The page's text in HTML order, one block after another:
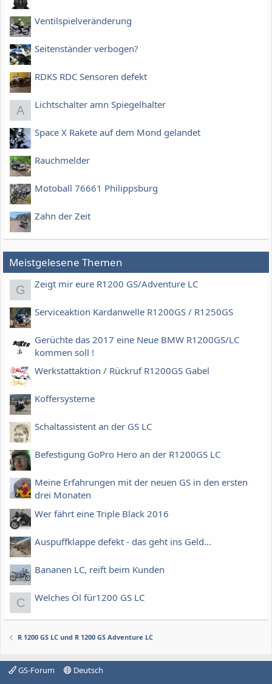
Ventilspielveränderung
Seitenständer verbogen?
RDKS RDC Sensoren defekt
A Lichtschalter amn Spiegelhalter
Space X Rakete auf dem Mond gelandet
Rauchmelder
Motoball 76661 Philippsburg
Zahn der Zeit
Meistgelesene Themen
G Zeigt mir eure R1200 GS/Adventure LC
Serviceaktion Kardanwelle R1200GS / R1250GS
Gerüchte das 2017 eine Neue BMW R1200GS/LC
kommen soll !
Werkstattaktion / Rückruf R1200GS Gabel
Koffersysteme
Schaltassistent an der GS LC
Befestigung GoPro Hero an der R1200GS LC
Meine Erfahrungen mit der neuen GS in den ersten
drei Monaten
Wer fährt eine Triple Black 2016
Auspuffklappe defekt - das geht ins Geld...
Bananen LC, reift beim Kunden
C Welches Öl für1200 GS LC
R 1200 GS LC und R 1200 GS Adventure LC
GS-Forum
Deutsch